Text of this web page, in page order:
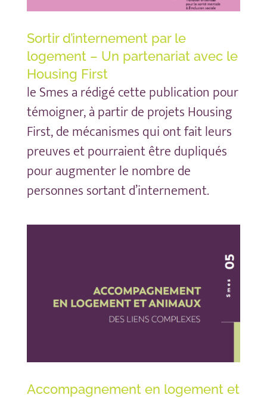
Sortir d’internement par le
logement – Un partenariat avec le
Housing First
le Smes a rédigé cette publication pour
témoigner, à partir de projets Housing
First, de mécanismes qui ont fait leurs
preuves et pourraient être dupliqués
pour augmenter le nombre de
personnes sortant d’internement.
Accompagnement en logement et